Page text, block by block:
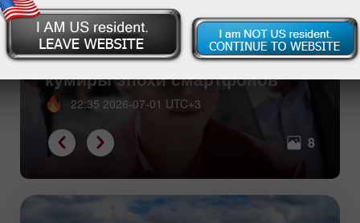
Когда один в поле воин –
кумиры эпохи смартфонов
22:35 2026-07-01 UTC+3
8